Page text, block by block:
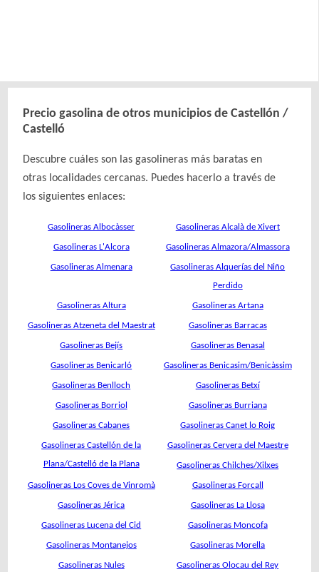
Precio gasolina de otros municipios de Castellón /
Castelló
Descubre cuáles son las gasolineras más baratas en
otras localidades cercanas. Puedes hacerlo a través de
los siguientes enlaces:
Gasolineras Albocàsser Gasolineras Alcalà de Xivert
Gasolineras L'Alcora Gasolineras Almazora/Almassora
Gasolineras Almenara
Gasolineras Alquerías del Niño
Perdido
Gasolineras Altura Gasolineras Artana
Gasolineras Atzeneta del Maestrat Gasolineras Barracas
Gasolineras Bejís Gasolineras Benasal
Gasolineras Benicarló Gasolineras Benicasim/Benicàssim
Gasolineras Benlloch Gasolineras Betxí
Gasolineras Borriol Gasolineras Burriana
Gasolineras Cabanes Gasolineras Canet lo Roig
Gasolineras Castellón de la
Plana/Castelló de la Plana
Gasolineras Cervera del Maestre
Gasolineras Chilches/Xilxes
Gasolineras Los Coves de Vinromà Gasolineras Forcall
Gasolineras Jérica Gasolineras La Llosa
Gasolineras Lucena del Cid Gasolineras Moncofa
Gasolineras Montanejos Gasolineras Morella
Gasolineras Nules Gasolineras Olocau del Rey